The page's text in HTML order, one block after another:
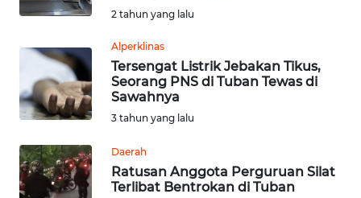
2 tahun yang lalu
Alperklinas
Tersengat Listrik Jebakan Tikus,
Seorang PNS di Tuban Tewas di
Sawahnya
3 tahun yang lalu
Daerah
Ratusan Anggota Perguruan Silat
Terlibat Bentrokan di Tuban
PAPUA
WN
PAPUA
BARAT
RIAU
WN